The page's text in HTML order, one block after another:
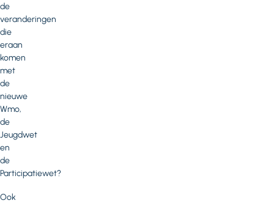
de
veranderingen
die
eraan
komen
met
de
nieuwe
Wmo,
de
Jeugdwet
en
de
Participatiewet?
Ook